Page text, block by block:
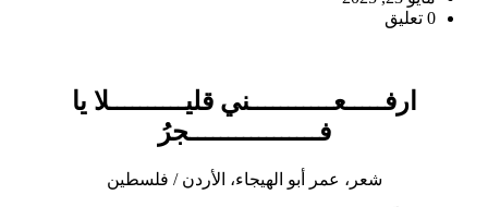
0 تعليق
ارفـــــعـــــــــــني قليــــــــــلا يا
فـــــــــــــــــجرُ
شعر، عمر أبو الهيجاء، الأردن / فلسطين